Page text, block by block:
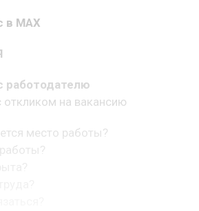
в MAX
работодателю
откликом на вакансию
место работы?